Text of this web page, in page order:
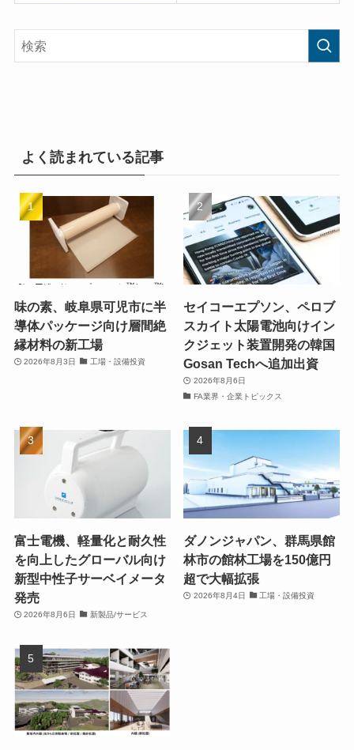
よく読まれている記事
味の素、岐阜県可児市に半
導体パッケージ向け層間絶
縁材料の新工場
2026年8月3日 工場・設備投資
セイコーエプソン、ペロブ
スカイト太陽電池向けイン
クジェット装置開発の韓国
Gosan Techへ追加出資
2026年8月6日
FA業界・企業トピックス
富士電機、軽量化と耐久性
を向上したグローバル向け
新型中性子サーベイメータ
発売
2026年8月6日 新製品/サービス
ダノンジャパン、群馬県館
林市の館林工場を150億円
超で大幅拡張
2026年8月4日 工場・設備投資